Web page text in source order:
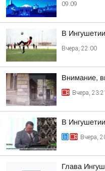
09:09
В
Вчера, 22:00
Внимание,
Вчера, 23:21
В
Вчера,
Глава